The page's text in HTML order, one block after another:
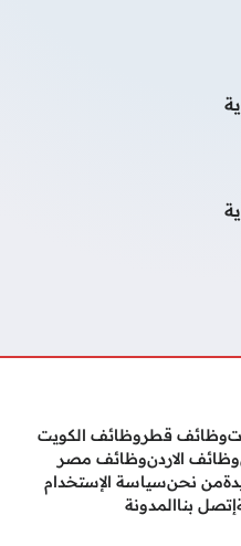
وظائف قطروظائف الكويت
وظائف الاردنوظائف مصر
من نحنسياسة الإستخدام
إتصل بناالمدونة